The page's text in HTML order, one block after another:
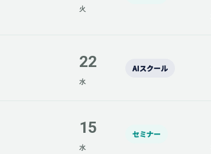
火
22
水
AIスクール
15
水
セミナー